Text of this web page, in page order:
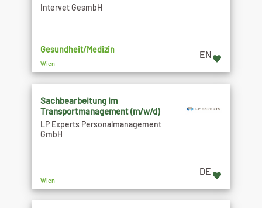
Intervet GesmbH
Gesundheit/Medizin
Wien
EN
Sachbearbeitung im
Transportmanagement (m/w/d)
LP Experts Personalmanagement
GmbH
Wien
DE